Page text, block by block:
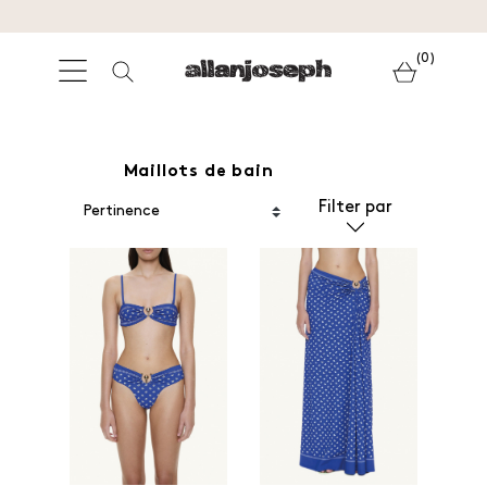
(0)
Maillots de bain
Filter par